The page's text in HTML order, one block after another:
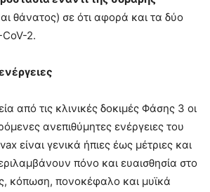
θάνατος) σε ότι αφορά και τα δύο
2.
από τις κλινικές δοκιμές Φάσης 3 οι
ανεπιθύμητες ενέργειες του
είναι γενικά ήπιες έως μέτριες και
πόνο και ευαισθησία στο
κόπωση, πονοκέφαλο και μυϊκά